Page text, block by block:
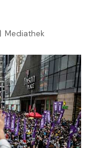
Mediathek